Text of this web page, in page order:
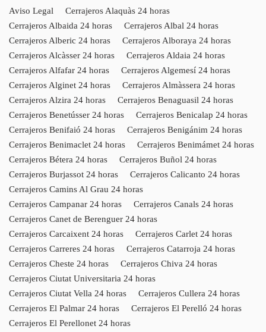
Aviso Legal
Cerrajeros Alaquàs 24 horas
Cerrajeros Albaida 24 horas
Cerrajeros Albal 24 horas
Cerrajeros Alberic 24 horas
Cerrajeros Alboraya 24 horas
Cerrajeros Alcàsser 24 horas
Cerrajeros Aldaia 24 horas
Cerrajeros Alfafar 24 horas
Cerrajeros Algemesí 24 horas
Cerrajeros Alginet 24 horas
Cerrajeros Almàssera 24 horas
Cerrajeros Alzira 24 horas
Cerrajeros Benaguasil 24 horas
Cerrajeros Benetússer 24 horas
Cerrajeros Benicalap 24 horas
Cerrajeros Benifaió 24 horas
Cerrajeros Benigánim 24 horas
Cerrajeros Benimaclet 24 horas
Cerrajeros Benimámet 24 horas
Cerrajeros Bétera 24 horas
Cerrajeros Buñol 24 horas
Cerrajeros Burjassot 24 horas
Cerrajeros Calicanto 24 horas
Cerrajeros Camins Al Grau 24 horas
Cerrajeros Campanar 24 horas
Cerrajeros Canals 24 horas
Cerrajeros Canet de Berenguer 24 horas
Cerrajeros Carcaixent 24 horas
Cerrajeros Carlet 24 horas
Cerrajeros Carreres 24 horas
Cerrajeros Catarroja 24 horas
Cerrajeros Cheste 24 horas
Cerrajeros Chiva 24 horas
Cerrajeros Ciutat Universitaria 24 horas
Cerrajeros Ciutat Vella 24 horas
Cerrajeros Cullera 24 horas
Cerrajeros El Palmar 24 horas
Cerrajeros El Perelló 24 horas
Cerrajeros El Perellonet 24 horas